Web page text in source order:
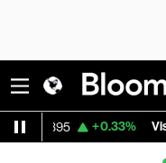
+0.33% Visa 362.50